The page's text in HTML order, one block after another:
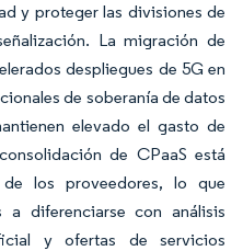
y proteger las divisiones de
La migración de
despliegues de 5G en
de soberanía de datos
elevado el gasto de
de CPaaS está
los proveedores, lo que
a diferenciarse con análisis
y ofertas de servicios